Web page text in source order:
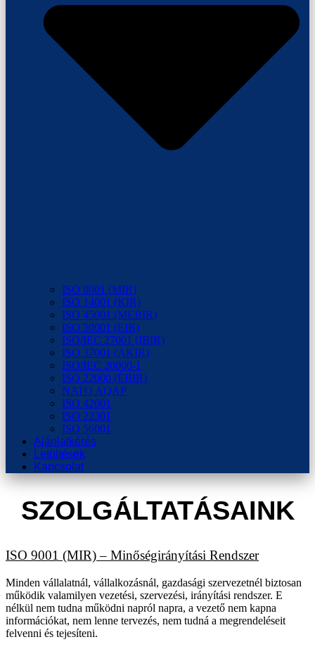
ISO 9001 (MIR)
ISO 14001 (KIR)
ISO 45001 (MEBIR)
ISO 50001 (EIR)
ISO/IEC 27001 (IBIR)
ISO 37001 (AKIR)
ISO/IEC 20000-1
ISO 22000 (ÉBIR)
NATO AQAP
ISO 42001
ISO 22301
ISO 56001
Ajánlatkérés
Letöltések
Kapcsolat
SZOLGÁLTATÁSAINK
ISO 9001 (MIR) – Minőségirányítási Rendszer
Minden vállalatnál, vállalkozásnál, gazdasági szervezetnél biztosan
működik valamilyen vezetési, szervezési, irányítási rendszer. E
nélkül nem tudna működni napról napra, a vezető nem kapna
információkat, nem lenne tervezés, nem tudná a megrendeléseit
felvenni és tejesíteni.